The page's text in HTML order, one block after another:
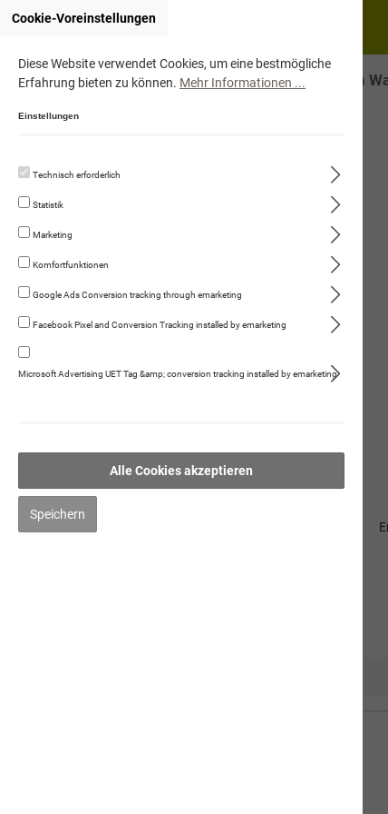
Onlineshop von
Katze
Fleischmenüs
Trockennahrung
Kauartikel/Leckerli
Braunalge
Dorschlebertran
Cookie-Voreinstellungen
Diese Website verwendet Cookies, um eine bestmögliche
Erfahrung bieten zu können. Mehr Informationen ...
Einstellungen
Technisch erforderlich
Statistik
Marketing
Komfortfunktionen
Google Ads Conversion tracking through emarketing
Facebook Pixel and Conversion Tracking installed by emarketing
Microsoft Advertising UET Tag &amp; conversion tracking installed by emarketing
Alle Cookies akzeptieren
Speichern